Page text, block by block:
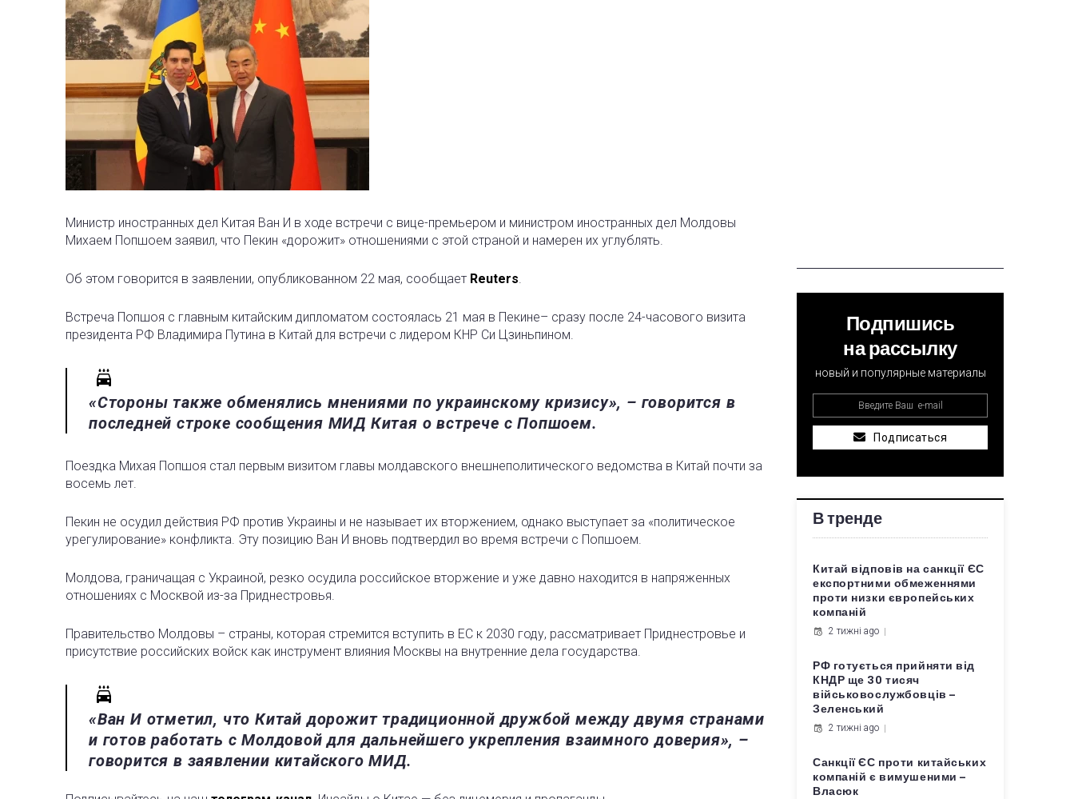
Министр иностранных дел Китая Ван И в ходе встречи с вице-премьером и министром иностранных дел Молдовы
Михаем Попшоем заявил, что Пекин «дорожит» отношениями с этой страной и намерен их углублять.
Об этом говорится в заявлении, опубликованном 22 мая, сообщает Reuters.
Встреча Попшоя с главным китайским дипломатом состоялась 21 мая в Пекине– сразу после 24-часового визита
президента РФ Владимира Путина в Китай для встречи с лидером КНР Си Цзиньпином.
«Стороны также обменялись мнениями по украинскому кризису», – говорится в
последней строке сообщения МИД Китая о встрече с Попшоем.
Поездка Михая Попшоя стал первым визитом главы молдавского внешнеполитического ведомства в Китай почти за
восемь лет.
Пекин не осудил действия РФ против Украины и не называет их вторжением, однако выступает за «политическое
урегулирование» конфликта. Эту позицию Ван И вновь подтвердил во время встречи с Попшоем.
Молдова, граничащая с Украиной, резко осудила российское вторжение и уже давно находится в напряженных
отношениях с Москвой из-за Приднестровья.
Правительство Молдовы – страны, которая стремится вступить в ЕС к 2030 году, рассматривает Приднестровье и
присутствие российских войск как инструмент влияния Москвы на внутренние дела государства.
«Ван И отметил, что Китай дорожит традиционной дружбой между двумя странами
и готов работать с Молдовой для дальнейшего укрепления взаимного доверия», –
говорится в заявлении китайского МИД.
Подпишись
на рассылку
новый и популярные материалы
Подписаться
В тренде
Китай відповів на санкції ЄС
експортними обмеженнями
проти низки європейських
компаній
2 тижні ago
РФ готується прийняти від
КНДР ще 30 тисяч
військовослужбовців –
Зеленський
2 тижні ago
Санкції ЄС проти китайських
компаній є вимушеними –
Власюк